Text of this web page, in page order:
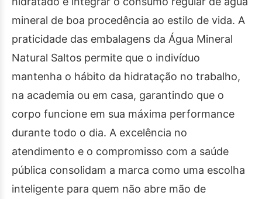
mineral de boa procedência ao estilo de vida. A
praticidade das embalagens da Água Mineral
Natural Saltos permite que o indivíduo
mantenha o hábito da hidratação no trabalho,
na academia ou em casa, garantindo que o
corpo funcione em sua máxima performance
durante todo o dia. A excelência no
atendimento e o compromisso com a saúde
pública consolidam a marca como uma escolha
inteligente para quem não abre mão de